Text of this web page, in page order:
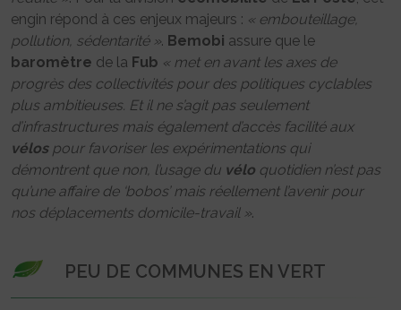
engin répond à ces enjeux majeurs : « embouteillage,
pollution, sédentarité ». Bemobi assure que le
baromètre de la Fub « met en avant les axes de
progrès des collectivités pour des politiques cyclables
plus ambitieuses. Et il ne s’agit pas seulement
d’infrastructures mais également d’accès facilité aux
vélospour favoriser les expérimentations qui
démontrent que non, l’usage du vélo quotidien n’est pas
qu’une affaire de ‘bobos’ mais réellement l’avenir pour
nos déplacements domicile-travail ».
PEU DE COMMUNES EN VERT